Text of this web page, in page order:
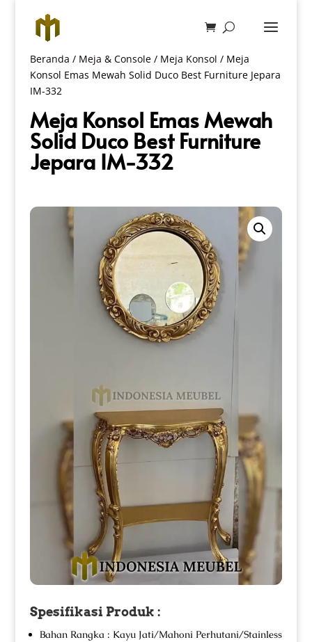
Beranda / Meja & Console/ Meja Konsol / Meja
Konsol Emas Mewah Solid Duco Best Furniture Jepara
IM-332
Meja Konsol Emas Mewah
Solid Duco Best Furniture
Jepara IM-332
Spesifikasi Produk :
Bahan Rangka : Kayu Jati/Mahoni Perhutani/Stainless